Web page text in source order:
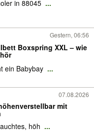
in 88045 ...
Gestern, 06:56
Boxspring XXL – wie
ein Babybay ...
07.08.2026
mit
höh ...